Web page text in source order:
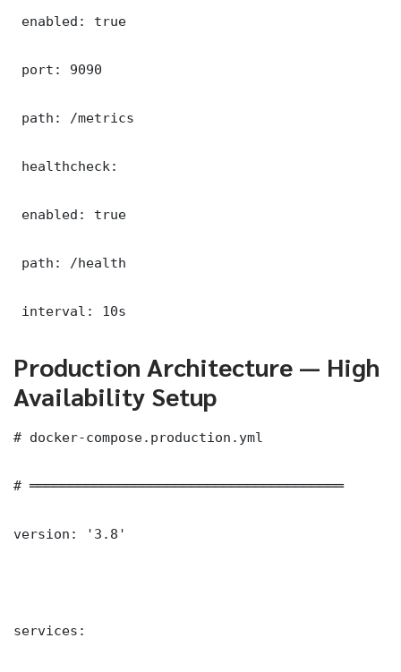
enabled: true
port: 9090
path: /metrics
healthcheck:
enabled: true
path: /health
interval: 10s
Production Architecture — High
Availability Setup
# docker-compose.production.yml
# ═══════════════════════════════════════
version: '3.8'
services: